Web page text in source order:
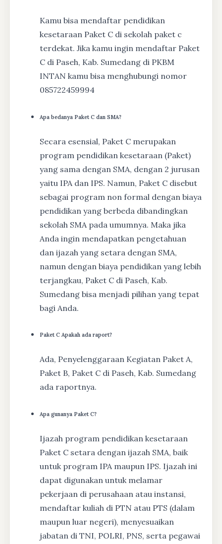
Kamu bisa mendaftar pendidikan
kesetaraan Paket C di sekolah paket c
terdekat. Jika kamu ingin mendaftar Paket
C di Paseh, Kab. Sumedang di PKBM
INTAN kamu bisa menghubungi nomor
085722459994
Apa bedanya Paket C dan SMA?
Secara esensial, Paket C merupakan
program pendidikan kesetaraan (Paket)
yang sama dengan SMA, dengan 2 jurusan
yaitu IPA dan IPS. Namun, Paket C disebut
sebagai program non formal dengan biaya
pendidikan yang berbeda dibandingkan
sekolah SMA pada umumnya. Maka jika
Anda ingin mendapatkan pengetahuan
dan ijazah yang setara dengan SMA,
namun dengan biaya pendidikan yang lebih
terjangkau, Paket C di Paseh, Kab.
Sumedang bisa menjadi pilihan yang tepat
bagi Anda.
Paket C Apakah ada raport?
Ada, Penyelenggaraan Kegiatan Paket A,
Paket B, Paket C di Paseh, Kab. Sumedang
ada raportnya.
Apa gunanya Paket C?
Ijazah program pendidikan kesetaraan
Paket C setara dengan ijazah SMA, baik
untuk program IPA maupun IPS. Ijazah ini
dapat digunakan untuk melamar
pekerjaan di perusahaan atau instansi,
mendaftar kuliah di PTN atau PTS (dalam
maupun luar negeri), menyesuaikan
jabatan di TNI, POLRI, PNS, serta pegawai